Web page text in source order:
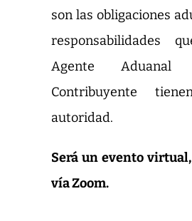
son las obligaciones
responsabilidades
Agente
Contribuyente
autoridad.
Será un evento
vía Zoom.